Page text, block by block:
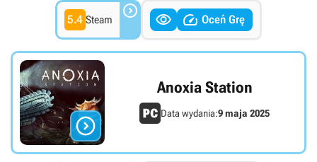
5.4 Steam    Oceń Grę

Anoxia Station
Data wydania:9 maja 2025